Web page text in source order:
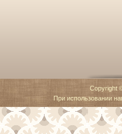
Copyright
При использовании